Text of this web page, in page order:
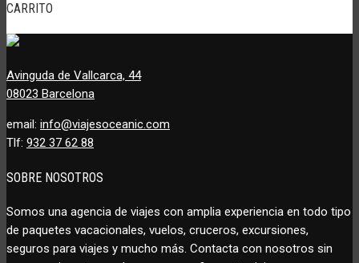
CARRITO
Avinguda de Vallcarca, 44
08023 Barcelona
email: info@viajesoceanic.com
Tlf: 932 37 62 88
SOBRE NOSOTROS
Somos una agencia de viajes con amplia experiencia en todo tipo
de paquetes vacacionales, vuelos, cruceros, excursiones,
seguros para viajes y mucho más. Contacta con nosotros sin